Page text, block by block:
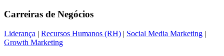
Carreiras de Negócios
Liderança | Recursos Humanos (RH) | Social Media Marketing |
Growth Marketing